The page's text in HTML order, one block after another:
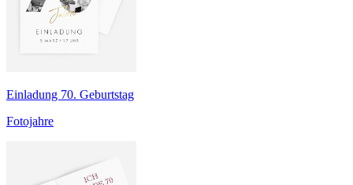
Einladung 70. Geburtstag
Fotojahre